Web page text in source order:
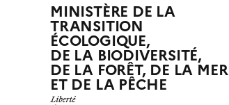
MINISTÈRE DE LA
TRANSITION
ÉCOLOGIQUE,
DE LA BIODIVERSITÉ,
DE LA FORÊT, DE LA MER
ET DE LA PÊCHE